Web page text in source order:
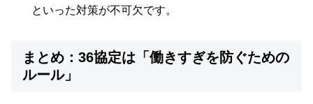
といった対策が不可欠です。
まとめ：36協定は「働きすぎを防ぐための
ルール」